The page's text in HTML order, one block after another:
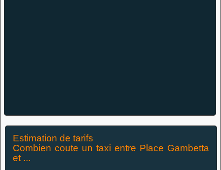
Estimation de tarifs
Combien coute un taxi entre Place Gambetta
et ...